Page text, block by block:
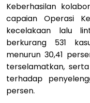
Keberhasilan
capaian Operasi
kecelakaan lalu
berkurang 531
menurun 30,41
terselamatkan,
terhadap
persen.